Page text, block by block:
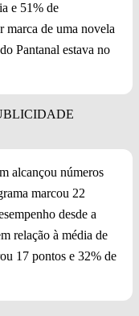
e 51% de
marca de uma novela
Pantanal estava no
alcançou números
marcou 22
desde a
relação à média de
17 pontos e 32% de